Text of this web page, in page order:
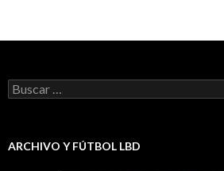
Buscar:
ARCHIVO Y FÚTBOL LBD